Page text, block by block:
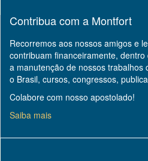
Contribua com a Montfort
Recorremos aos nossos amigos e
contribuam financeiramente,
a manutenção de nossos trabalhos
o Brasil, cursos, congressos,
Colabore com nosso apostolado!
Saiba mais